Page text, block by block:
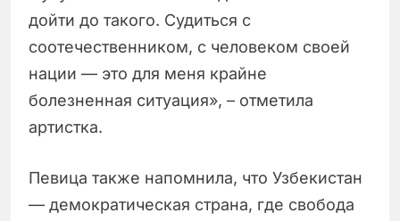
дойти до такого. Судиться с
соотечественником, с человеком своей
нации — это для меня крайне
болезненная ситуация», – отметила
артистка.
Певица также напомнила, что Узбекистан
— демократическая страна, где свобода